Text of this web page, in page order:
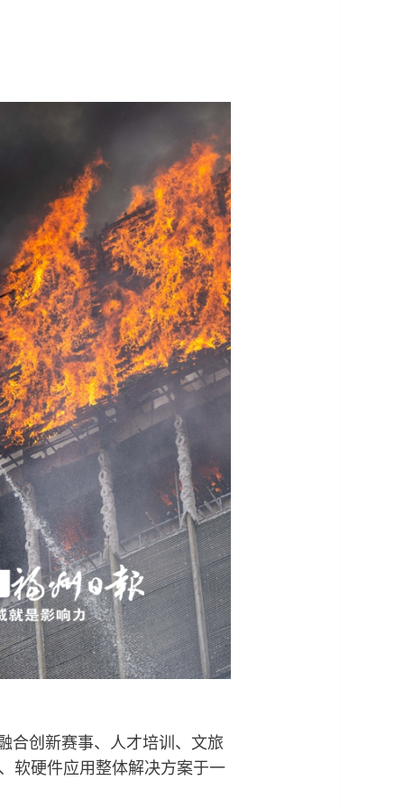
创新赛事、人才培训、文旅
软硬件应用整体解决方案于一